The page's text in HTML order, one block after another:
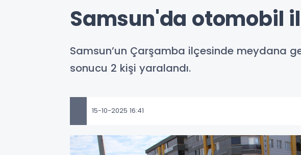
Samsun'da otomobil
Samsun’un Çarşamba ilçesinde meydana
sonucu 2 kişi yaralandı.
15-10-2025 16:41